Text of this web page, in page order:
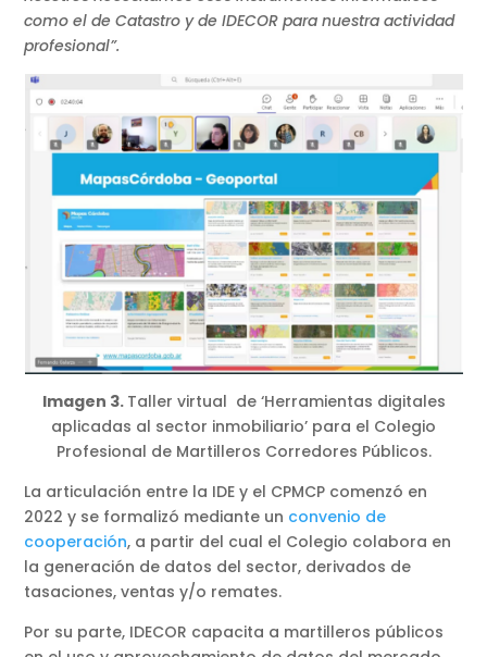
como el de Catastro y de IDECOR para nuestra actividad
profesional”.
Imagen 3. Taller virtual de ‘Herramientas digitales
aplicadas al sector inmobiliario’ para el Colegio
Profesional de Martilleros Corredores Públicos.
La articulación entre la IDE y el CPMCP comenzó en
2022 y se formalizó mediante un convenio de
cooperación, a partir del cual el Colegio colabora en
la generación de datos del sector, derivados de
tasaciones, ventas y/o remates.
Por su parte, IDECOR capacita a martilleros públicos